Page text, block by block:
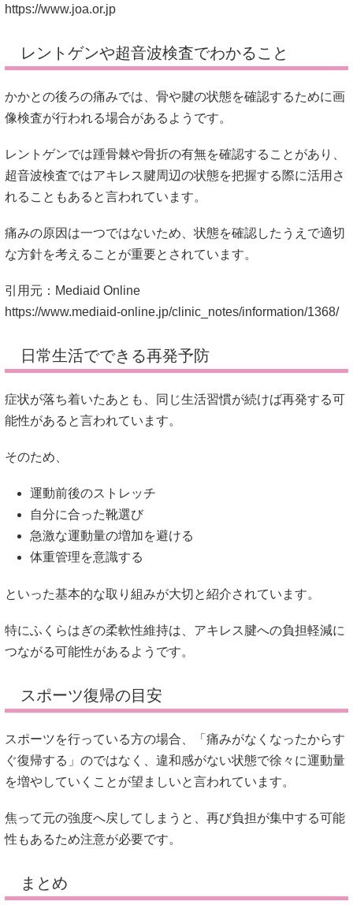
https://www.joa.or.jp
レントゲンや超音波検査でわかること
かかとの後ろの痛みでは、骨や腱の状態を確認するために画
像検査が行われる場合があるようです。
レントゲンでは踵骨棘や骨折の有無を確認することがあり、
超音波検査ではアキレス腱周辺の状態を把握する際に活用さ
れることもあると言われています。
痛みの原因は一つではないため、状態を確認したうえで適切
な方針を考えることが重要とされています。
引用元：Mediaid Online
https://www.mediaid-online.jp/clinic_notes/information/1368/
日常生活でできる再発予防
症状が落ち着いたあとも、同じ生活習慣が続けば再発する可
能性があると言われています。
そのため、
運動前後のストレッチ
自分に合った靴選び
急激な運動量の増加を避ける
体重管理を意識する
といった基本的な取り組みが大切と紹介されています。
特にふくらはぎの柔軟性維持は、アキレス腱への負担軽減に
つながる可能性があるようです。
スポーツ復帰の目安
スポーツを行っている方の場合、「痛みがなくなったからす
ぐ復帰する」のではなく、違和感がない状態で徐々に運動量
を増やしていくことが望ましいと言われています。
焦って元の強度へ戻してしまうと、再び負担が集中する可能
性もあるため注意が必要です。
まとめ